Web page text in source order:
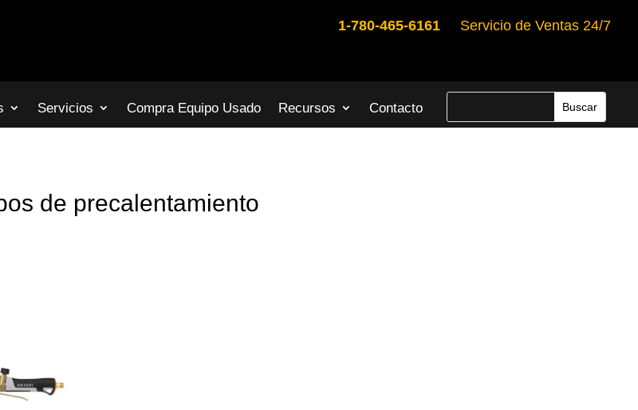
1-780-465-6161 Servicio de Ventas 24/7
Servicios Compra Equipo Usado Recursos Contacto
de precalentamiento